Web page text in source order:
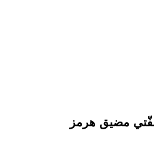
مضيق هرمز